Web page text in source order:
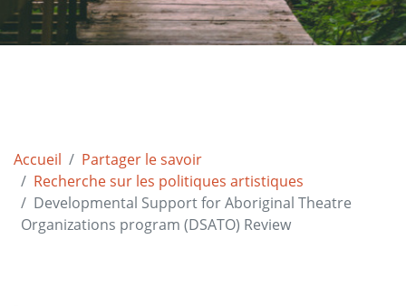
Accueil
Partager le savoir
Recherche sur les politiques artistiques
Developmental Support for Aboriginal Theatre
Organizations program (DSATO) Review